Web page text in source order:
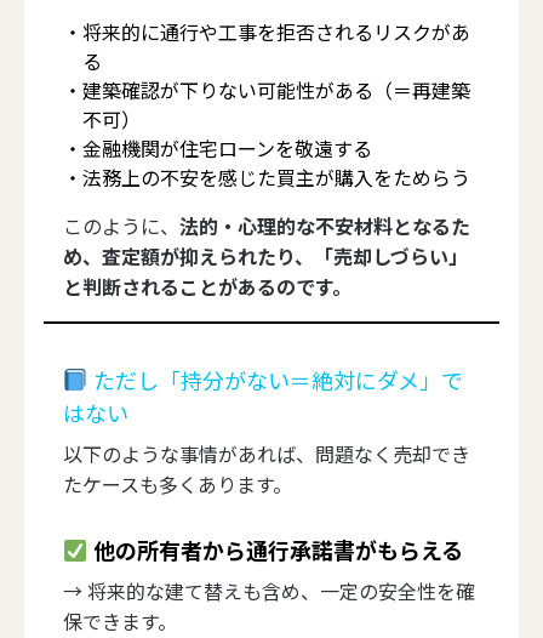
将来的に通行や工事を拒否されるリスクがあ
る
建築確認が下りない可能性がある（＝再建築
不可）
金融機関が住宅ローンを敬遠する
法務上の不安を感じた買主が購入をためらう
このように、 法的・心理的な不安材料となるた
め、査定額が抑えられたり、「売却しづらい」
と判断されることがあるのです。
ただし「持分がない＝絶対にダメ」で
はない
以下のような事情があれば、問題なく売却でき
たケースも多くあります。
他の所有者から通行承諾書がもらえる
→ 将来的な建て替えも含め、一定の安全性を確
保できます。